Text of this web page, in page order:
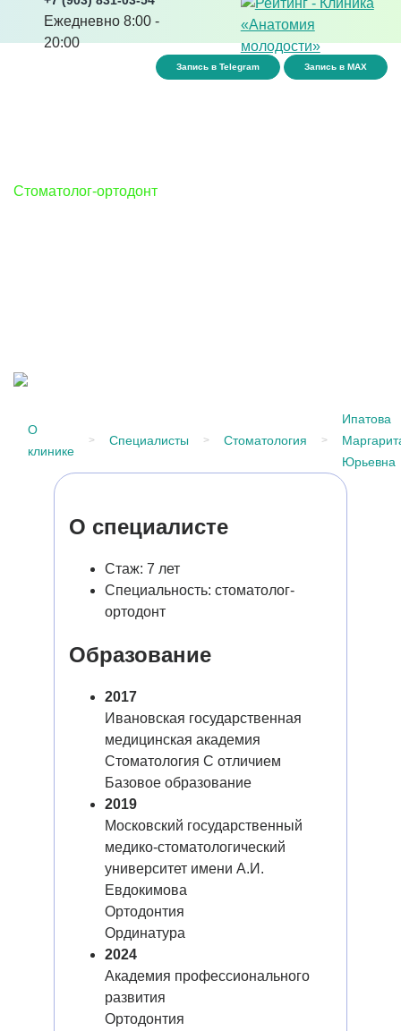
Ежедневно 8:00 -
20:00
Запись в Telegram Запись в MAX
Стоматолог-ортодонт
О
клинике
Специалисты Стоматология
Ипатова
Юрьевна
О специалисте
Стаж: 7 лет
Специальность: стоматолог-
ортодонт
Образование
2017
Ивановская государственная
медицинская академия
Стоматология С отличием
Базовое образование
2019
Московский государственный
медико-стоматологический
университет имени А.И.
Евдокимова
Ортодонтия
Ординатура
2024
Академия профессионального
развития
Ортодонтия